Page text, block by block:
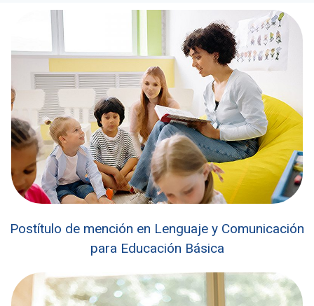
Postítulo de mención en Lenguaje y Comunicación
para Educación Básica